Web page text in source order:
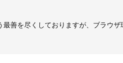
善を尽くしておりますが、ブラウ